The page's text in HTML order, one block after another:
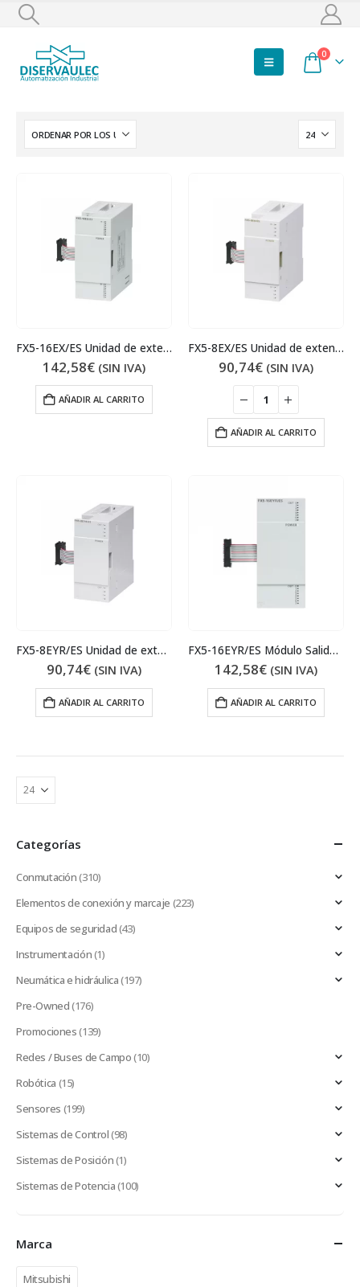
0
FX5-16EX/ES Unidad de extensión
142,58€ (SIN IVA)
AÑADIR AL CARRITO
FX5-8EX/ES Unidad de extensión
90,74€ (SIN IVA)
AÑADIR AL CARRITO
FX5-8EYR/ES Unidad de extensión
90,74€ (SIN IVA)
AÑADIR AL CARRITO
FX5-16EYR/ES Módulo Salidas Relé
142,58€ (SIN IVA)
AÑADIR AL CARRITO
Categorías
Conmutación(310)
Elementos de conexión y marcaje (223)
Equipos de seguridad(43)
Instrumentación(1)
Neumática e hidráulica(197)
Pre-Owned(176)
Promociones(139)
Redes / Buses de Campo(10)
Robótica (15)
Sensores (199)
Sistemas de Control(98)
Sistemas de Posición(1)
Sistemas de Potencia(100)
Marca
Mitsubishi